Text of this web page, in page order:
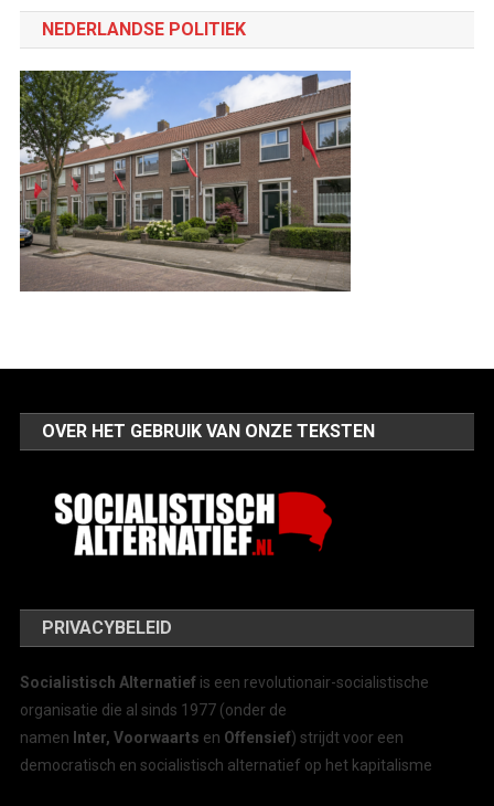
categorie
NEDERLANDSE POLITIEK
OVER HET GEBRUIK VAN ONZE TEKSTEN
PRIVACYBELEID
Socialistisch Alternatief is een revolutionair-socialistische
organisatie die al sinds 1977 (onder de
namen Inter, Voorwaarts en Offensief) strijdt voor een
democratisch en socialistisch alternatief op het kapitalisme